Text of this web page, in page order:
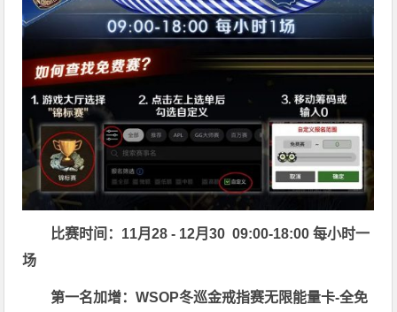
比赛时间：11月28 - 12月30 09:00-18:00 每小时一
场
第一名加增：WSOP冬巡金戒指赛无限能量卡-全免